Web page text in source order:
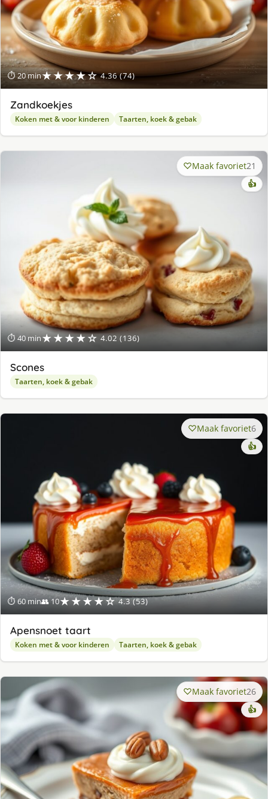
⏱ 20 min★★★★☆ 4.36 (74)
Zandkoekjes
Koken met & voor kinderen Taarten, koek & gebak
⏱ 40 min★★★★☆ 4.02 (136)
Maak favoriet21
👍
Scones
Taarten, koek & gebak
⏱ 60 min👥 10★★★★☆ 4.3 (53)
Maak favoriet6
👍
Apensnoet taart
Koken met & voor kinderen Taarten, koek & gebak
Maak favoriet26
👍